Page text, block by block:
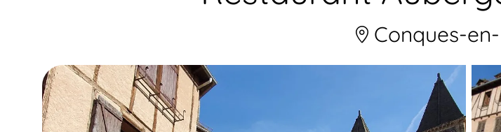
Conques-